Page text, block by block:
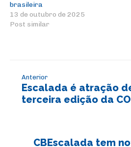
brasileira
13 de outubro de 2025
Post similar
Anterior
Escalada é atração
terceira edição da
CBEscalada tem